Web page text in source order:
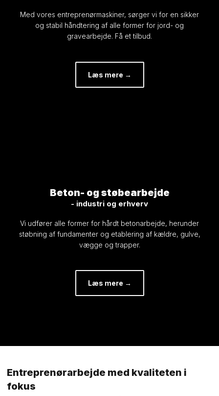
Med vores entreprenørmaskiner, sørger vi for en sikker
og stabil håndtering af alle former for jord- og
gravearbejde. Få et tilbud.​
Læs mere →​
Beton- og støbearbejde​
​- industri og erhverv
Vi udfører alle former for hårdt betonarbejde, herunder
støbning af fundamenter og etablering af kældre, gulve,
vægge og trapper.​
Læs mere →​
Entreprenørarbejde med kvaliteten i
fokus